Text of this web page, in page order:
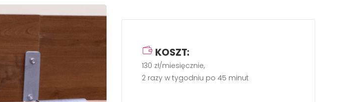
KOSZT:
130 zł/miesięcznie,
2 razy w tygodniu po 45 minut